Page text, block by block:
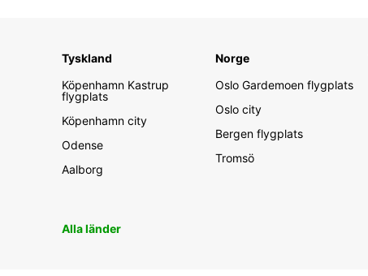
Tyskland
Köpenhamn Kastrup
flygplats
Köpenhamn city
Odense
Aalborg
Norge
Oslo Gardemoen flygplats
Oslo city
Bergen flygplats
Tromsö
Alla länder